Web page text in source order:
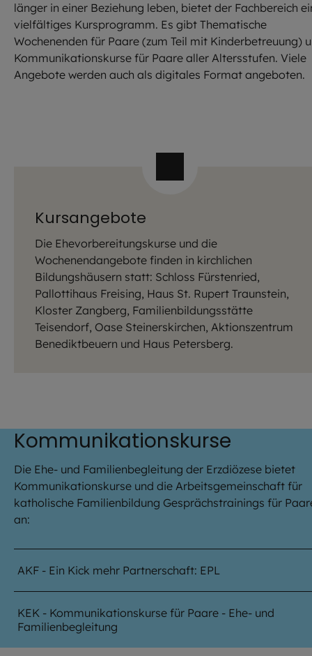
länger in einer Beziehung leben, bietet der Fachbereich
vielfältiges Kursprogramm. Es gibt Thematische
Wochenenden für Paare (zum Teil mit Kinderbetreuung)
Kommunikationskurse für Paare aller Altersstufen. Viele
Angebote werden auch als digitales Format angeboten.
Kursangebote
Die Ehevorbereitungskurse und die
Wochenendangebote finden in kirchlichen
Bildungshäusern statt: Schloss Fürstenried,
Pallottihaus Freising, Haus St. Rupert Traunstein,
Kloster Zangberg, Familienbildungsstätte
Teisendorf, Oase Steinerskirchen, Aktionszentrum
Benediktbeuern und Haus Petersberg.
Kommunikationskurse
Die Ehe- und Familienbegleitung der Erzdiözese bietet
Kommunikationskurse und die Arbeitsgemeinschaft für
katholische Familienbildung Gesprächstrainings für
an:
AKF - Ein Kick mehr Partnerschaft: EPL
KEK - Kommunikationskurse für Paare - Ehe- und
Familienbegleitung